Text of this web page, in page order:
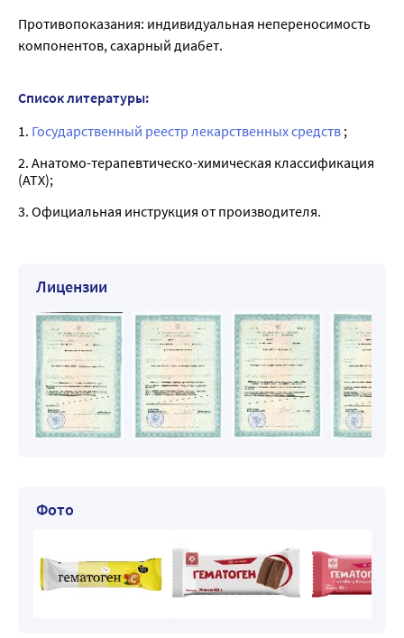
Противопоказания: индивидуальная непереносимость
компонентов, сахарный диабет.
Список литературы:
1. Государственный реестр лекарственных средств ;
2. Анатомо-терапевтическо-химическая классификация
(ATX);
3. Официальная инструкция от производителя.
Лицензии
Фото